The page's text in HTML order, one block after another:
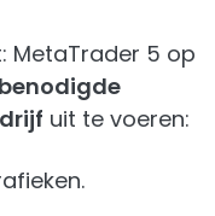
MetaTrader 5 op
uit te voeren: